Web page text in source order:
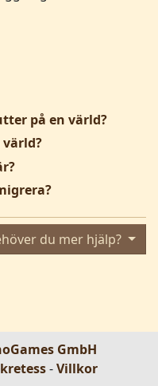
på en värld?
du mer hjälp?
GmbH
-Villkor